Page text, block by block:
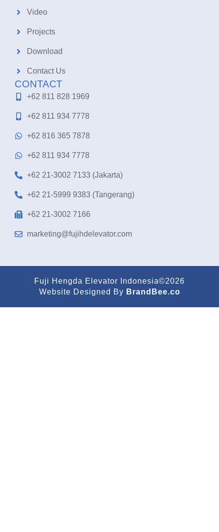
Video
Projects
Download
Contact Us
CONTACT
+62 811 828 1969
+62 811 934 7778
+62 816 365 7878
+62 811 934 7778
+62 21-3002 7133 (Jakarta)
+62 21-5999 9383 (Tangerang)
+62 21-3002 7166
marketing@fujihdelevator.com
Fuji Hengda Elevator Indonesia©2026
Website Designed By BrandBee.co